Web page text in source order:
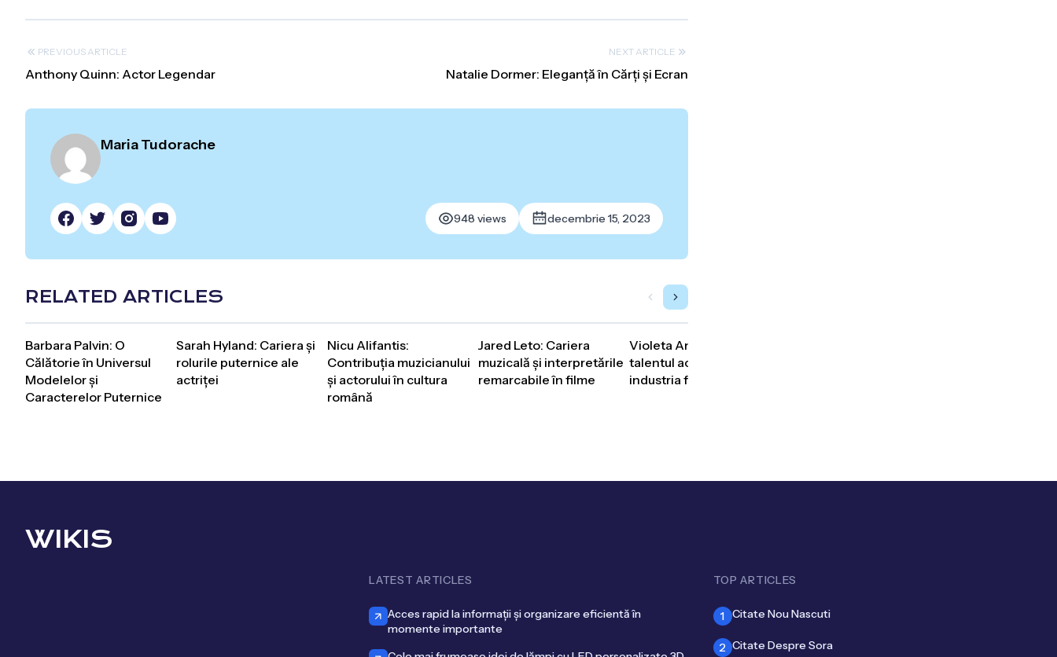
PREVIOUS ARTICLE
Anthony Quinn: Actor Legendar
NEXT ARTICLE
Natalie Dormer: Eleganță în Cărți și Ecran
Maria Tudorache
948 views decembrie 15, 2023
RELATED ARTICLES
Barbara Palvin: O
Călătorie în Universul
Modelelor și
Caracterelor Puternice
Sarah Hyland: Cariera și
rolurile puternice ale
actriței
Nicu Alifantis:
Contribuția muzicianului
și actorului în cultura
română
Jared Leto: Cariera
muzicală și interpretările
remarcabile în filme
Violeta Andrei: Cariera și
talentul actriței în
industria filmului
WIKIS
LATEST ARTICLES
Acces rapid la informații și organizare eficientă în
momente importante
TOP ARTICLES
1 Citate Nou Nascuti
2 Citate Despre Sora